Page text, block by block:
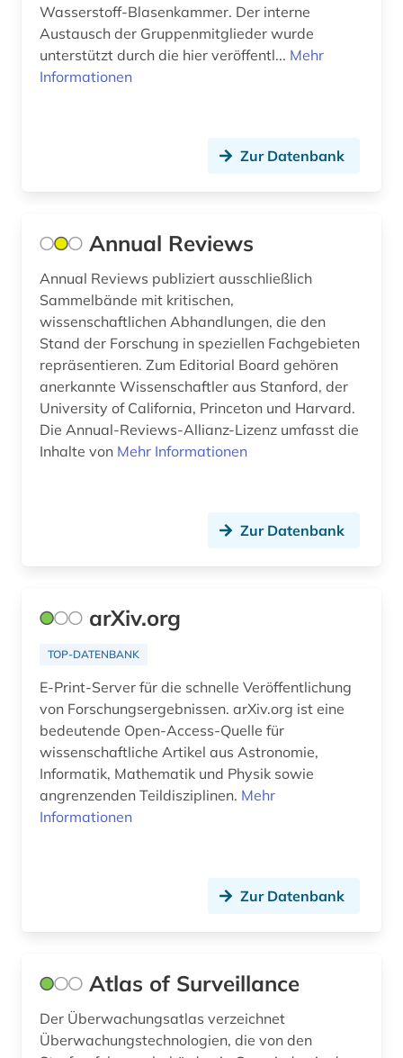
medizin (5)
molekularbiologie (1)
nanotechnologie (1)
naturwissenschaft (1)
naturwissenschaften (11)
neurowissenschaften (1)
online-publikation (1)
open educational resources (1)
patente (1)
patentregister (1)
pharmazie (4)
physik (5)
protokoll (1)
Wasserstoff-Blasenkammer. Der interne
Austausch der Gruppenmitglieder wurde
unterstützt durch die hier veröffentl... Mehr
Informationen
Zur Datenbank
Annual Reviews
Annual Reviews publiziert ausschließlich
Sammelbände mit kritischen,
wissenschaftlichen Abhandlungen, die den
Stand der Forschung in speziellen Fachgebieten
repräsentieren. Zum Editorial Board gehören
anerkannte Wissenschaftler aus Stanford, der
University of California, Princeton und Harvard.
Die Annual-Reviews-Allianz-Lizenz umfasst die
Inhalte von Mehr Informationen
Zur Datenbank
arXiv.org
TOP-DATENBANK
E-Print-Server für die schnelle Veröffentlichung
von Forschungsergebnissen. arXiv.org ist eine
bedeutende Open-Access-Quelle für
wissenschaftliche Artikel aus Astronomie,
Informatik, Mathematik und Physik sowie
angrenzenden Teildisziplinen. Mehr
Informationen
Zur Datenbank
Atlas of Surveillance
Der Überwachungsatlas verzeichnet
Überwachungstechnologien, die von den